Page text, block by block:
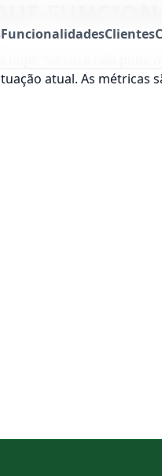
FuncionalidadesClientes
FUNCIONA
atual. As métricas